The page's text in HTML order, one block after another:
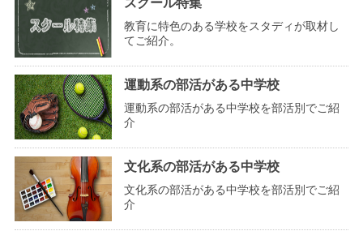
スクール特集
教育に特色のある学校をスタディが取材し
てご紹介。
運動系の部活がある中学校
運動系の部活がある中学校を部活別でご紹
介
文化系の部活がある中学校
文化系の部活がある中学校を部活別でご紹
介